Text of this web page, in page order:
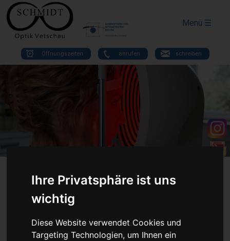
Ihre Privatsphäre ist uns
wichtig
Diese Website verwendet Cookies und
Targeting Technologien, um Ihnen ein
Menü ☰
Öffnungszeiten anrufen schreiben
Datenschutz
Hier können Sie Ihre Datenschutzeinstellungen zu
dieser Seite prüfen. Jetzt prüfen